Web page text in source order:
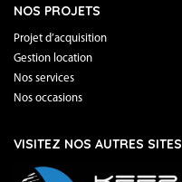
NOS PROJETS
Projet d’acquisition
Gestion location
Nos services
Nos occasions
VISITEZ NOS AUTRES SITES